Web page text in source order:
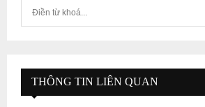
f
THÔNG TIN LIÊN QUAN